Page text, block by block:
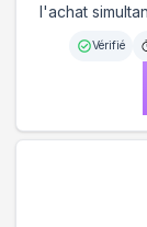
l'achat
Vérifié